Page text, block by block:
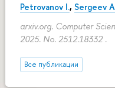
Petrovanov I., Sergeev
arxiv.org. Computer
2025. No. 2512.18332 .
Все публикации